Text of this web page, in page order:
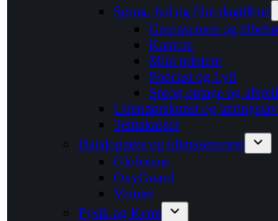
Sprog, lyd og film dagtilbud
Greenscreen og
Kamera
Mini printere
Podcast og Lyd
Sprog,optage og
Udendørskunst og
Temakasser
Dataloggere og klimasensorer
Globisens
OxyGuard
Vernier
Fysik og Kemi